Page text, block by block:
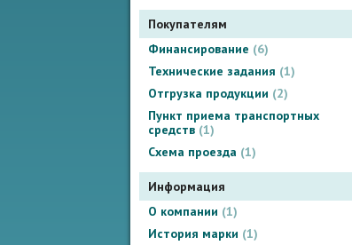
Покупателям
Финансирование
6
Технические задания 1
Отгрузка продукции
2
Пункт приема транспортных
средств 1
Схема проезда 1
Информация
О компании 1
История марки 1